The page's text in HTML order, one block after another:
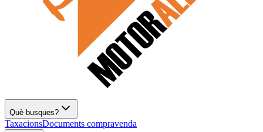
Què busques?
TaxacionsDocuments compravenda